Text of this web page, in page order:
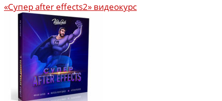
«Супер after effects2» видеокурс